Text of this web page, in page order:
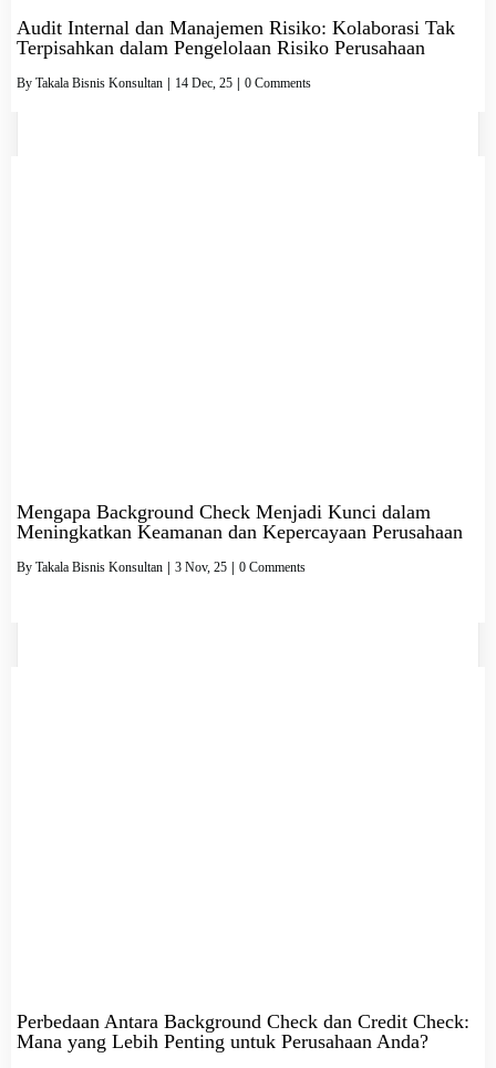
Audit Internal dan Manajemen Risiko: Kolaborasi Tak
Terpisahkan dalam Pengelolaan Risiko Perusahaan
By Takala Bisnis Konsultan 14 Dec, 25 0 Comments
Mengapa Background Check Menjadi Kunci dalam
Meningkatkan Keamanan dan Kepercayaan Perusahaan
By Takala Bisnis Konsultan | 3 Nov, 25 | 0 Comments
Perbedaan Antara Background Check dan Credit Check:
Mana yang Lebih Penting untuk Perusahaan Anda?